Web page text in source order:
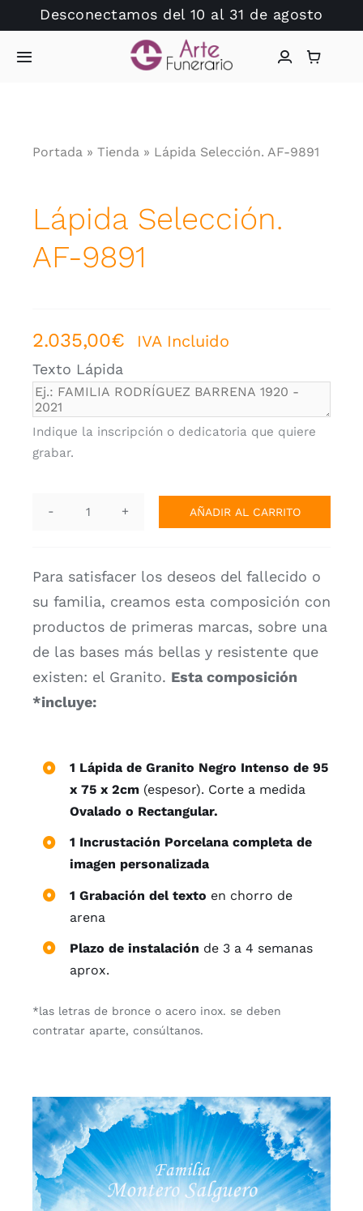
Saltar
contenido
Desconectamos del 10 al 31 de agosto
Toggle
Arte Funerario
Tienda
Portada» Tienda» Lápida Selección. AF-9891
Lápida Selección.
AF-9891
2.035,00€ IVA Incluido
Texto Lápida
Indique la inscripción o dedicatoria que quiere
grabar.
Lápida
9891
cantidad
AÑADIR AL CARRITO
Para satisfacer los deseos del fallecido o
su familia, creamos esta composición con
productos de primeras marcas, sobre una
de las bases más bellas y resistente que
existen: el Granito. Esta composición
*incluye:
1 Lápida de Granito Negro Intenso de 95
x 75 x 2cm(espesor). Corte a medida
Ovalado o Rectangular.
1 Incrustación Porcelana completa de
imagen personalizada
1 Grabación del texto en chorro de
arena
Plazo de instalación de 3 a 4 semanas
aprox.
*las letras de bronce o acero inox. se deben
contratar aparte, consúltanos.